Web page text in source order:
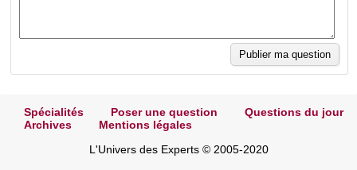
Spécialités Poser une question
Questions du jour
Archives
Mentions légales
L'Univers des Experts © 2005-2020